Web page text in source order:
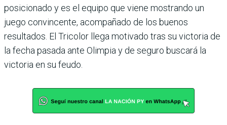
posicionado y es el equipo que viene mos­trando un
juego convincente, acompañado de los buenos
resultados. El Tricolor llega motivado tras su victoria de
la fecha pasada ante Olimpia y de seguro buscará la
victo­ria en su feudo.